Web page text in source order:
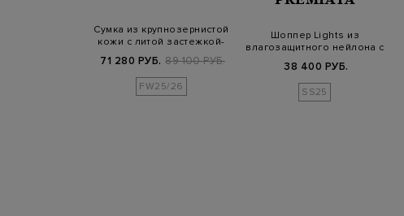
Сумка из крупнозернистой
кожи с литой застежкой-
71 280 РУБ. 89 100 РУБ.
FW25/26
Шоппер Lights из
влагозащитного нейлона с
38 400 РУБ.
SS25